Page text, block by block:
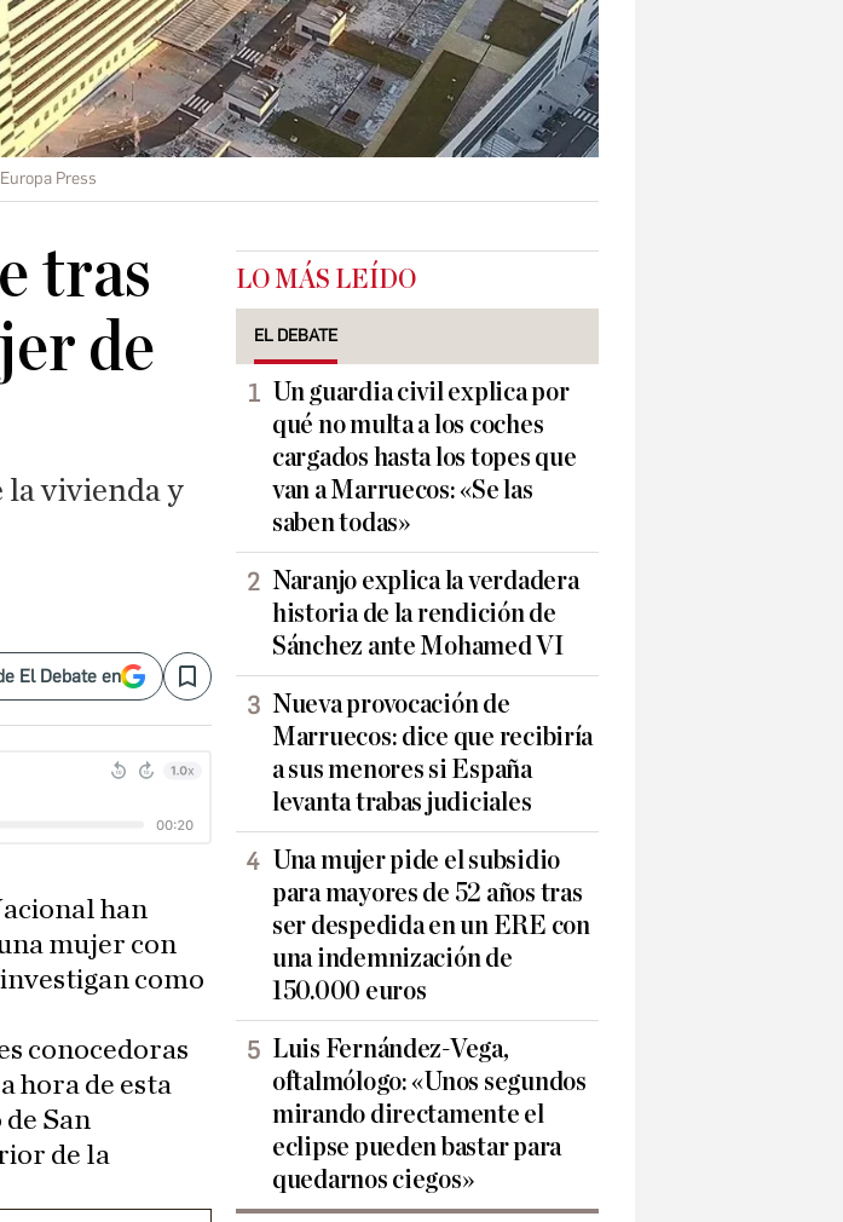
Europa Press
tras
de
la vivienda y
El Debate en Save
han
mujer con
como
conocedoras
hora de esta
San
de la
LO MÁS LEÍDO
EL DEBATE
Un guardia civil explica por
qué no multa a los coches
cargados hasta los topes que
van a Marruecos: «Se las
saben todas»
Naranjo explica la verdadera
historia de la rendición de
Sánchez ante Mohamed VI
Nueva provocación de
Marruecos: dice que recibiría
a sus menores si España
levanta trabas judiciales
Una mujer pide el subsidio
para mayores de 52 años tras
ser despedida en un ERE con
una indemnización de
150.000 euros
Luis Fernández-Vega,
oftalmólogo: «Unos segundos
mirando directamente el
eclipse pueden bastar para
quedarnos ciegos»